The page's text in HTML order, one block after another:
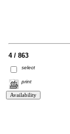
4 / 863
select
print